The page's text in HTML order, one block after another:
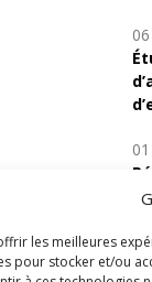
les meilleures
pour stocker et/ou